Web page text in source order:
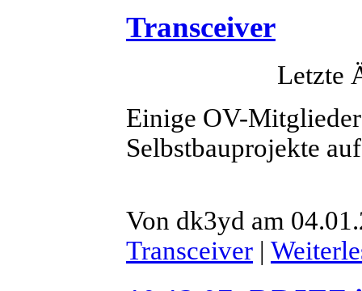
Transceiver
Letzte
Einige OV-
Selbstbauprojekte
Von dk3yd am
Transceiver |